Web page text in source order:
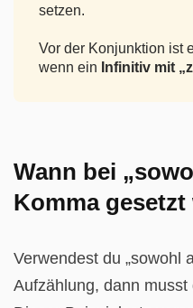
setzen.
Vor der Konjunktion ist
wenn ein Infinitiv mit
Wann bei
Komma gesetzt
Verwendest du „sowohl
Aufzählung, dann musst